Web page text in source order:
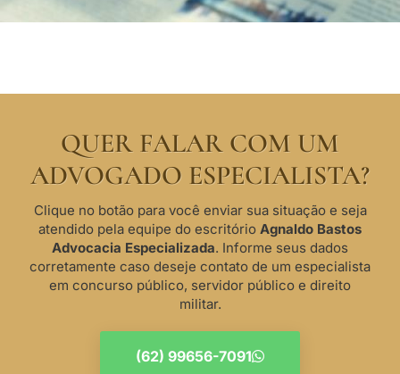
QUER FALAR COM UM
ADVOGADO ESPECIALISTA?
Clique no botão para você enviar sua situação e seja
atendido pela equipe do escritório Agnaldo Bastos
Advocacia Especializada. Informe seus dados
corretamente caso deseje contato de um especialista
em concurso público, servidor público e direito
militar.
(62) 99656-7091